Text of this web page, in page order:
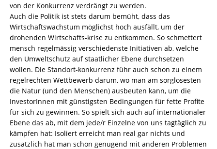
von der Konkurrenz verdrängt zu werden.
Auch die Politik ist stets darum bemüht, dass das
Wirtschaftswachstum möglichst hoch ausfällt, um der
drohenden Wirtschafts-krise zu entkommen. So schmettert
mensch regelmässig verschiedenste Initiativen ab, welche
den Umweltschutz auf staatlicher Ebene durchsetzen
wollen. Die Standort-konkurrenz führ auch schon zu einem
regelrechten Wettbewerb darum, wo man am sorglosesten
die Natur (und den Menschen) ausbeuten kann, um die
InvestorInnen mit günstigsten Bedingungen für fette Profite
für sich zu gewinnen. So spielt sich auch auf internationaler
Ebene das ab, mit dem jede/r Einzelne von uns tagtäglich zu
kämpfen hat: Isoliert erreicht man real gar nichts und
zusätzlich hat man schon genügend mit anderen Problemen